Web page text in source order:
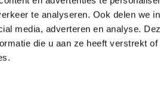
te analyseren. Ook delen we
media, adverteren en analyse.
die u aan ze heeft verstrekt
Volg ons op: